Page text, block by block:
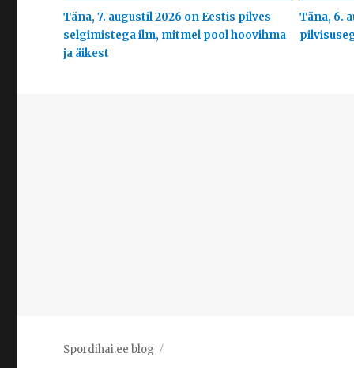
Täna, 7. augustil 2026 on Eestis pilves
selgimistega ilm, mitmel pool hoovihma
ja äikest
Täna, 6.
Spordihai.ee blog